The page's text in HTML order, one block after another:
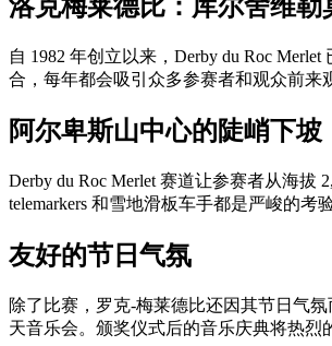
洛克梅莱德比：库尔舍维
自 1982 年创立以来，Derby du Roc
合，每年都会吸引众多参赛者和观众前来
阿尔卑斯山中心的陡峭下坡
Derby du Roc Merlet 赛道让参赛者从海拔
telemarkers 和雪地滑板车手都是严峻的考
友好的节日气氛
除了比赛，罗克-梅莱德比还因其节日气
天音乐会。颁奖仪式后的音乐庆典将热烈